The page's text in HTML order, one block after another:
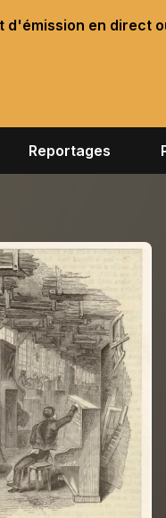
en direct
Reportages